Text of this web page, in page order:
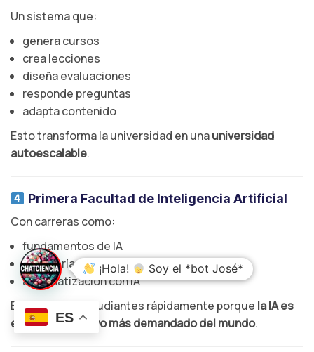
Un sistema que:
genera cursos
crea lecciones
diseña evaluaciones
responde preguntas
adapta contenido
Esto transforma la universidad en unauniversidad
autoescalable.
Primera Facultad de Inteligencia Artificial
Con carreras como:
fundamentos de IA
ingeniería de prompts
automatización con IA
Esto atraerá estudiantes rápidamente porque la IA es
el tema educativo más demandado del mundo.
ES
¡Hola! Soy el *bot José*